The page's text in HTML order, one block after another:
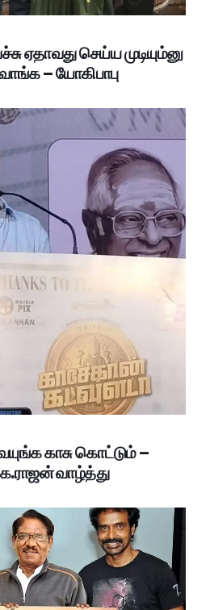
ஏதாவது செய்ய முடியும்னு
– யோகிபாபு
காசு கொட்டும் –
வாழ்த்து